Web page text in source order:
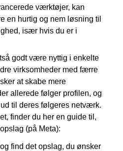
værktøjer, kan
en hurtig og nem løsning til
især hvis du er i
godt være nyttig i enkelte
virksomheder med færre
at skabe mere
allerede følger profilen, og
til deres følgeres netværk.
finder du her en guide til,
(på Meta):
find det opslag, du ønsker